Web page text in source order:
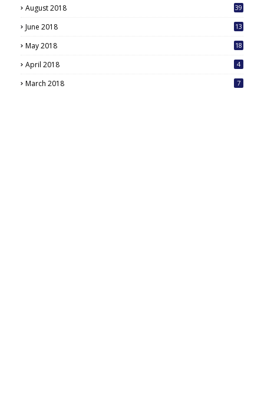
August 2018 39
June 2018 13
May 2018
18
April 2018 4
March 2018 7